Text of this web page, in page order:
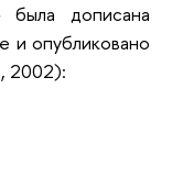
была дописана
и опубликовано
2002):